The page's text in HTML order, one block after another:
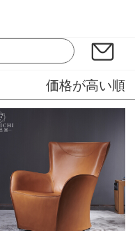
価格が高い順